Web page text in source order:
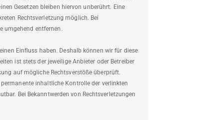
Gesetzen bleiben hiervon unberührt. Eine
Rechtsverletzung möglich. Bei
umgehend entfernen.
Einfluss haben. Deshalb können wir für diese
ist stets der jeweilige Anbieter oder Betreiber
auf mögliche Rechtsverstöße überprüft.
inhaltliche Kontrolle der verlinkten
Bei Bekanntwerden von Rechtsverletzungen